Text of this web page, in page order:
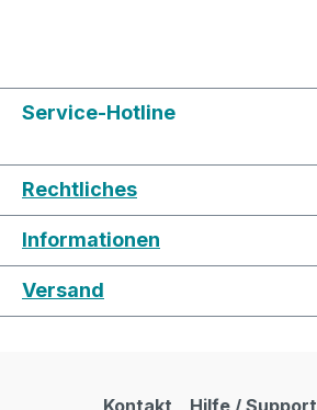
Service-Hotline
Rechtliches
Informationen
Versand
Kontakt Hilfe / Support